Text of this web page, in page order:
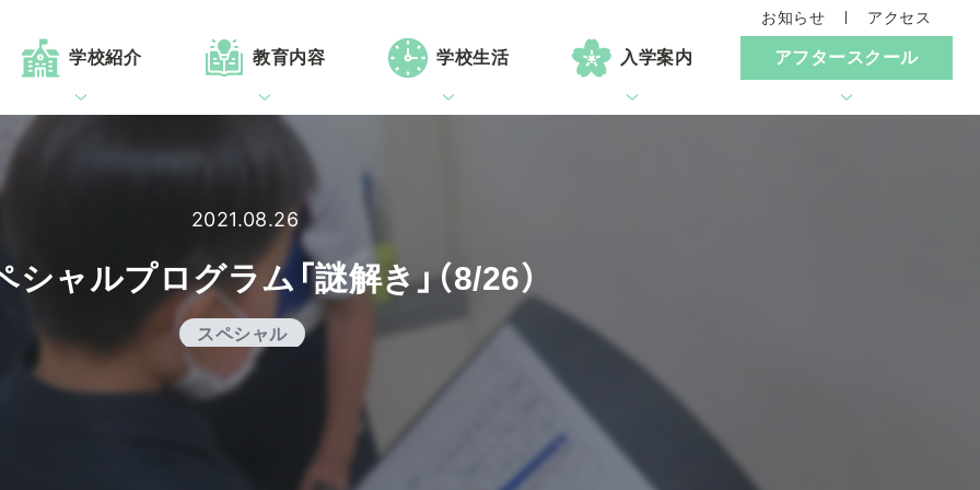
学校紹介 教育内容 学校生活 入学案内 アフタースクール
お知らせ アクセス
2021.08.26
シャルプログラム「謎解き」（8/26）
スペシャル